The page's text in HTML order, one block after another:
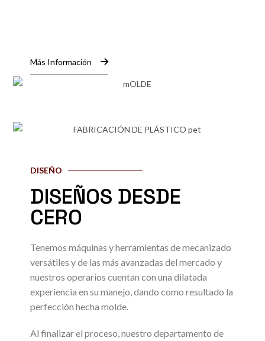
Más Información
DISEÑO
DISEÑOS DESDE
CERO
Tenemos máquinas y herramientas de mecanizado
versátiles y de las más avanzadas del mercado y
nuestros operarios cuentan con una dilatada
experiencia en su manejo, dando como resultado la
perfección hecha molde.
Al finalizar el proceso, nuestro departamento de